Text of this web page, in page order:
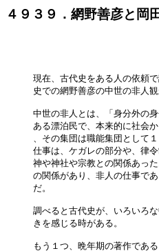
４９３９．網野善彦と岡
現在、古代史をある人の依頼
史での網野善彦の中世の非人
中世の非人とは、「身分外の
ある漂泊民で、本来的に社会
、その集団は職能集団として
仕事は、ケガレの部分や、律
神や神社や宗教との関係あっ
の関係があり、非人の仕事で
だ。
調べると古代史が、いろいろ
きを感じる時がある。
もう１つ、晩年期の著作であ